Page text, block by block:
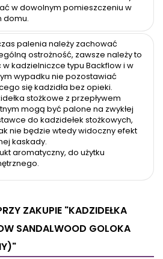
w dowolnym pomieszczeniu w
domu.
palenia należy zachować
ostrożność, zawsze należy to
w kadzielniczce typu Backflow i w
wypadku nie pozostawiać
się kadzidła bez opieki.
stożkowe z przepływem
mogą być palone na zwykłej
do kadzidełek stożkowych,
nie będzie wtedy widoczny efekt
kaskady.
aromatyczny, do użytku
ZAKUPIE "KADZIDEŁKA
SANDALWOOD GOLOKA